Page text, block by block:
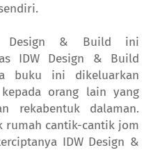
Design & Build ini
IDW Design & Build
buku ini dikeluarkan
orang lain yang
rekabentuk dalaman.
rumah cantik-cantik jom
IDW Design &